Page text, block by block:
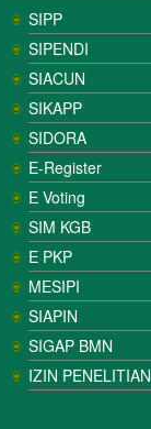
SIPP
SIPENDI
SIACUN
SIKAPP
SIDORA
E-Register
E Voting
SIM KGB
E PKP
MESIPI
SIAPIN
SIGAP BMN
IZIN PENELITIAN